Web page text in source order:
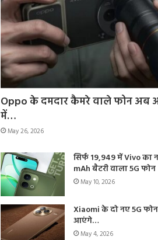
Oppo के दमदार कैमरे वाले फोन
में…
May 26, 2026
सिर्फ 19,949 में Vivo का
mAh बैटरी वाला 5G फोन
May 10, 2026
Xiaomi के दो नए 5G
आएंगे…
May 4, 2026